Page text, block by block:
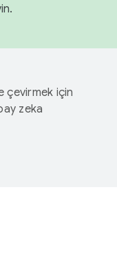
çevirmek için
zeka